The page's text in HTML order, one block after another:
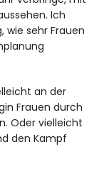
Ich
wie sehr Frauen
an der
Frauen durch
Oder vielleicht
den Kampf